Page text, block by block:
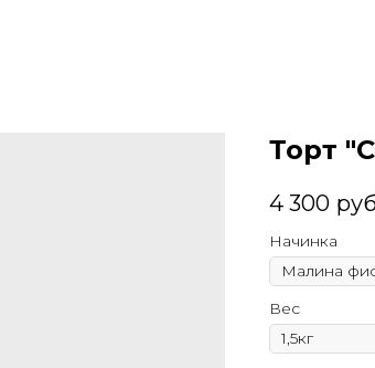
Торт
4 300
Начинка
Вес